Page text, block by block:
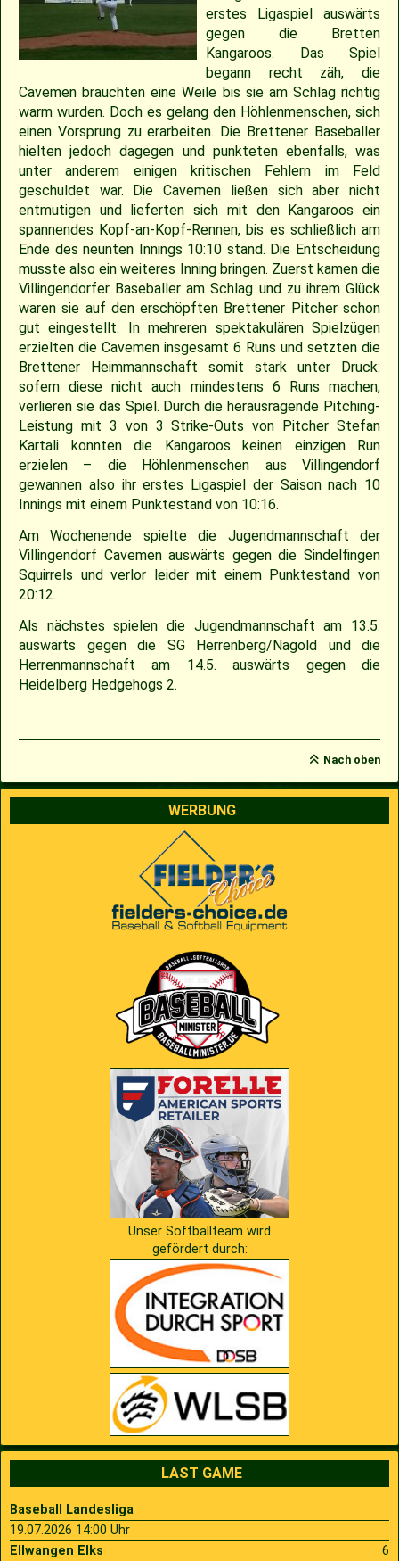
erstes Ligaspiel auswärts
gegen die Bretten
Kangaroos. Das Spiel
begann recht zäh, die
Cavemen brauchten eine Weile bis sie am Schlag richtig
warm wurden. Doch es gelang den Höhlenmenschen, sich
einen Vorsprung zu erarbeiten. Die Brettener Baseballer
hielten jedoch dagegen und punkteten ebenfalls, was
unter anderem einigen kritischen Fehlern im Feld
geschuldet war. Die Cavemen ließen sich aber nicht
entmutigen und lieferten sich mit den Kangaroos ein
spannendes Kopf-an-Kopf-Rennen, bis es schließlich am
Ende des neunten Innings 10:10 stand. Die Entscheidung
musste also ein weiteres Inning bringen. Zuerst kamen die
Villingendorfer Baseballer am Schlag und zu ihrem Glück
waren sie auf den erschöpften Brettener Pitcher schon
gut eingestellt. In mehreren spektakulären Spielzügen
erzielten die Cavemen insgesamt 6 Runs und setzten die
Brettener Heimmannschaft somit stark unter Druck:
sofern diese nicht auch mindestens 6 Runs machen,
verlieren sie das Spiel. Durch die herausragende Pitching-
Leistung mit 3 von 3 Strike-Outs von Pitcher Stefan
Kartali konnten die Kangaroos keinen einzigen Run
erzielen – die Höhlenmenschen aus Villingendorf
gewannen also ihr erstes Ligaspiel der Saison nach 10
Innings mit einem Punktestand von 10:16.
Am Wochenende spielte die Jugendmannschaft der
Villingendorf Cavemen auswärts gegen die Sindelfingen
Squirrels und verlor leider mit einem Punktestand von
20:12.
Als nächstes spielen die Jugendmannschaft am 13.5.
auswärts gegen die SG Herrenberg/Nagold und die
Herrenmannschaft am 14.5. auswärts gegen die
Heidelberg Hedgehogs 2.
Nach oben
WERBUNG
Unser Softballteam wird
gefördert durch:
LAST GAME
Baseball Landesliga
19.07.2026 14:00 Uhr
Ellwangen Elks
6
2018
2017
2016
2015
2014
2013
2012
2011
2010
2009
2007
22.04.2023 – Cavemen 2 vs Ulm Falcons
30.04.2022 – Softballspieltag 30.05.2019 – Jugendspiel in Ravensburg
05.05.2019 – Landesligaspiel gegen die Ladenburg Romans
01.05.2019 – Pokalspiel gegen Ellwangen
27.04.2019 – Jugendspiel in Gammertingen
14.06.2017 – Pfingstturnier Steinheim 2017
25.05.2017 – Jugendspiel gegen Herrenberg
21.05.2017 – Spiel gegen Neuenburg
13.05.2017 – Jugendspiel in Herrenberg
06.05.2017 – Jugendspiel in Sindelfingen
08.04.2017 – Pokalauftakt gegen die Freiburg Knights
04.03.2017 – Jugendausflug Sensapolis
03.03.2017 – Jahreshauptversammlung
26./27.05.2012 – 25. Pfingstturnier in Steinheim
15.04.2012 – Jugend Cavemen vs. Gammertingen
03.07.2011 – Softball-Landesligaspiel Cavemen vs. Nagold Mohawks
01.05.2011 – Landesligaspiel Cavemen vs. Bad Mergentheim Warriors
10.04.2011 – Pokelspiel Cavemen vs. Karlsruhe Cougars
Sponsoring
Saison 2019
Saison 2018
Saison 2017
Saison 2016
Saison 2015
Saison 2014
Saison 2013
Saison 2012
Saison 2011
Saison 2010
Saison 2009
Jugend Landesliga I 2025
Slowpitch Softball RNL 2025
Spielberichte 2025
Cavemen-News 2025
Jugend Landesliga III 2024
Slowpitch Softball RNL 2024
Spielberichte 2024
Cavemen-News 2024
Jugend Landesliga III 2023
Spielberichte 2023
Cavemen-News 2023
Spielberichte 2022
Cavemen-News 2022
Cavemen-News 2013
Spielberichte 2012
Cavemen-News 2012